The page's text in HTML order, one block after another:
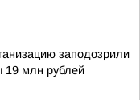
заподозрили
19 млн рублей